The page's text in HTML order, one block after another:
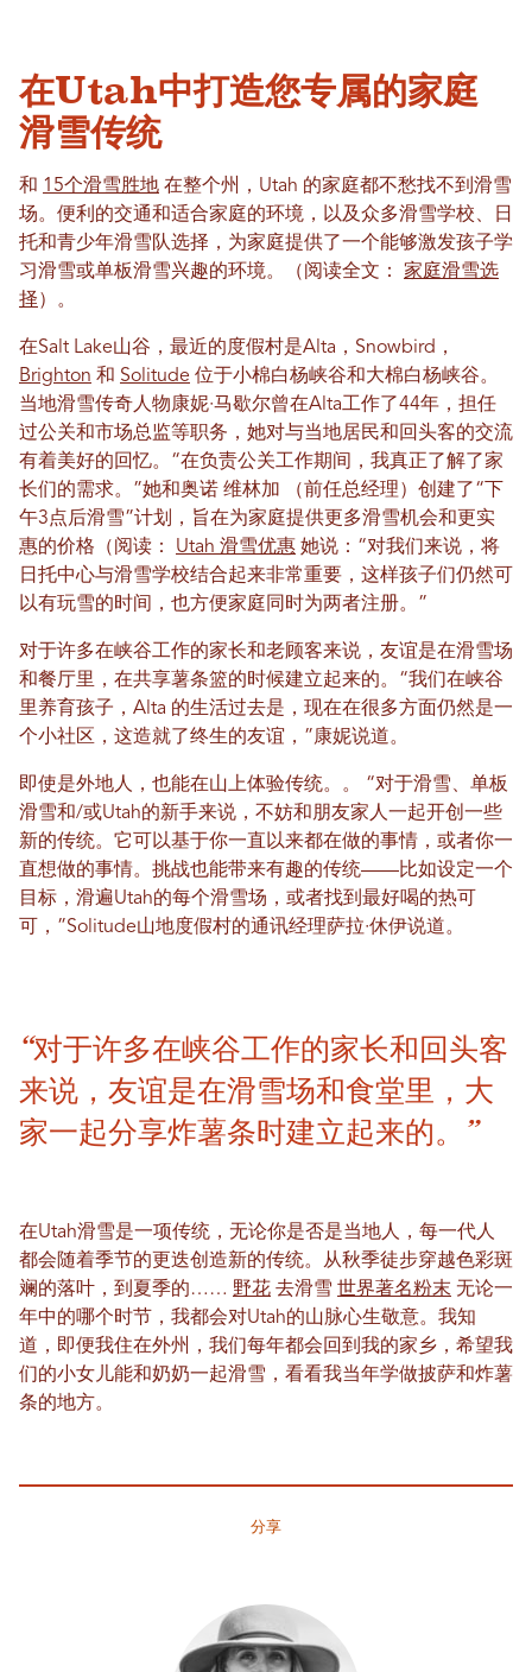
在Utah中打造您专属的家庭
滑雪传统
和 15个滑雪胜地 在整个州，Utah 的家庭都不愁找不到滑雪
场。便利的交通和适合家庭的环境，以及众多滑雪学校、日
托和青少年滑雪队选择，为家庭提供了一个能够激发孩子学
习滑雪或单板滑雪兴趣的环境。（阅读全文： 家庭滑雪选
择 ）。
在Salt Lake山谷，最近的度假村是Alta，Snowbird，
Brighton 和 Solitude 位于小棉白杨峡谷和大棉白杨峡谷。
当地滑雪传奇人物康妮·马歇尔曾在Alta工作了44年，担任
过公关和市场总监等职务，她对与当地居民和回头客的交流
有着美好的回忆。“在负责公关工作期间，我真正了解了家
长们的需求。”她和奥诺 维林加
（前任总经理）创建了“下
午3点后滑雪”计划，旨在为家庭提供更多滑雪机会和更实
惠的价格（阅读： Utah 滑雪优惠 她说：“对我们来说，将
日托中心与滑雪学校结合起来非常重要，这样孩子们仍然可
以有玩雪的时间，也方便家庭同时为两者注册。”
对于许多在峡谷工作的家长和老顾客来说，友谊是在滑雪场
和餐厅里，在共享薯条篮的时候建立起来的。“我们在峡谷
里养育孩子，Alta 的生活过去是，现在在很多方面仍然是一
个小社区，这造就了终生的友谊，”康妮说道。
即使是外地人，也能在山上体验传统。 。 “对于滑雪、单板
滑雪和/或Utah的新手来说，不妨和朋友家人一起开创一些
新的传统。它可以基于你一直以来都在做的事情，或者你一
直想做的事情。挑战也能带来有趣的传统——比如设定一个
目标，滑遍Utah的每个滑雪场，或者找到最好喝的热可
可，”Solitude山地度假村的通讯经理萨拉·休伊说道。
“对于许多在峡谷工作的家长和回头客
来说，友谊是在滑雪场和食堂里，大
家一起分享炸薯条时建立起来的。”
在Utah滑雪是一项传统，无论你是否是当地人，每一代人
都会随着季节的更迭创造新的传统。从秋季徒步穿越色彩斑
斓的落叶，到夏季的…… 野花 去滑雪 世界著名粉末 无论一
年中的哪个时节，我都会对Utah的山脉心生敬意。我知
道，即便我住在外州，我们每年都会回到我的家乡，希望我
们的小女儿能和奶奶一起滑雪，看看我当年学做披萨和炸薯
条的地方。
分享